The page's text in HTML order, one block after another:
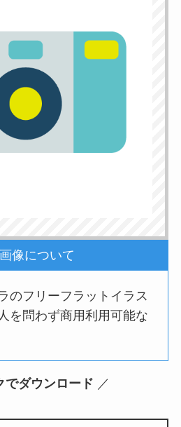
像について
のフリーフラットイラス
を問わず商用利用可能な
でダウンロード ／